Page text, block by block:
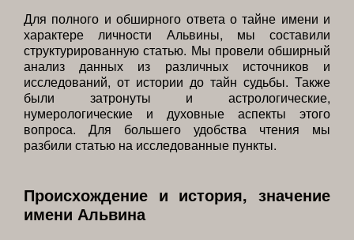
Для полного и обширного ответа о тайне имени и
характере личности Альвины, мы составили
структурированную статью. Мы провели обширный
анализ данных из различных источников и
исследований, от истории до тайн судьбы. Также
были затронуты и астрологические,
нумерологические и духовные аспекты этого
вопроса. Для большего удобства чтения мы
разбили статью на исследованные пункты.
Происхождение и история, значение
имени Альвина